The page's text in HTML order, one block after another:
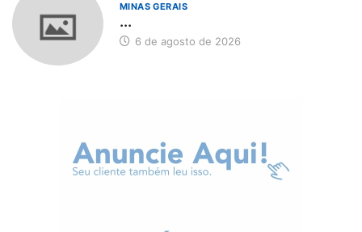
MINAS GERAIS
...
6 de agosto de 2026